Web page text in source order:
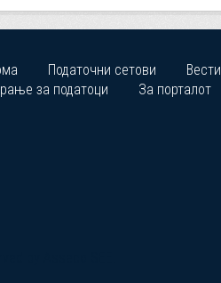
Податочни сетови Вести
за податоци
За порталот